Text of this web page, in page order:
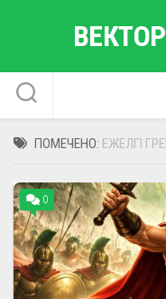
ПОМЕЧЕНО: ЕЖЕЛГІ
0